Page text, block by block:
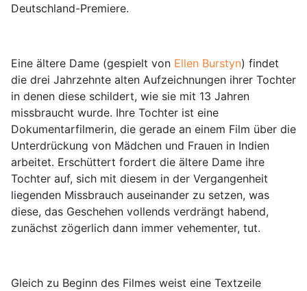
Deutschland-Premiere.
Eine ältere Dame (gespielt von Ellen Burstyn) findet
die drei Jahrzehnte alten Aufzeichnungen ihrer Tochter
in denen diese schildert, wie sie mit 13 Jahren
missbraucht wurde. Ihre Tochter ist eine
Dokumentarfilmerin, die gerade an einem Film über die
Unterdrückung von Mädchen und Frauen in Indien
arbeitet. Erschüttert fordert die ältere Dame ihre
Tochter auf, sich mit diesem in der Vergangenheit
liegenden Missbrauch auseinander zu setzen, was
diese, das Geschehen vollends verdrängt habend,
zunächst zögerlich dann immer vehementer, tut.
Gleich zu Beginn des Filmes weist eine Textzeile